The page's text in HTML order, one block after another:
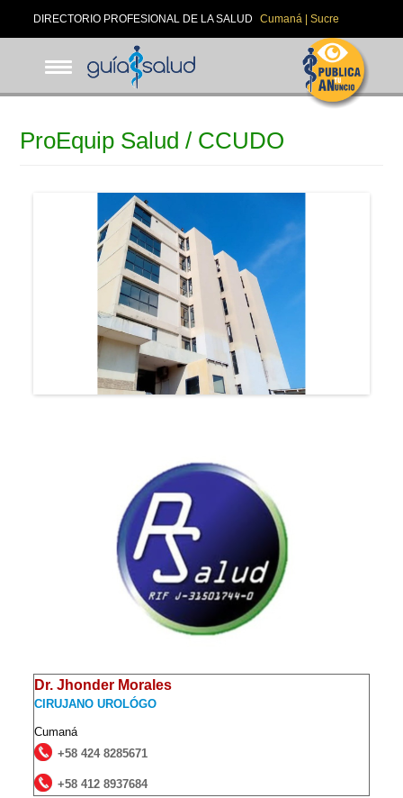
DIRECTORIO PROFESIONAL DE LA SALUD Cumaná | Sucre
ProEquip Salud / CCUDO
Dr. Jhonder Morales
CIRUJANO UROLÓGO
Cumaná
+58 424 8285671
+58 412 8937684